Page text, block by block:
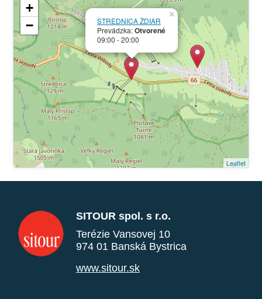
STREDNICA ŽDIAR
Prevádzka:Otvorené
09:00 - 20:00
×
+
−
Leaflet
SITOUR spol. s r.o.
Terézie Vansovej 10
974 01 Banská Bystrica
www.sitour.sk